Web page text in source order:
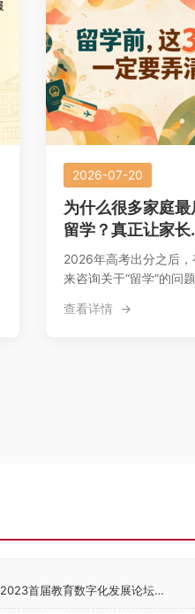
2026-07-20
为什么很多家庭最
留学？真正让家长
2026年高考出分之后，
来咨询关于“留学”的问
查看详情
2023首届教育数字化发展论坛在郑州举行